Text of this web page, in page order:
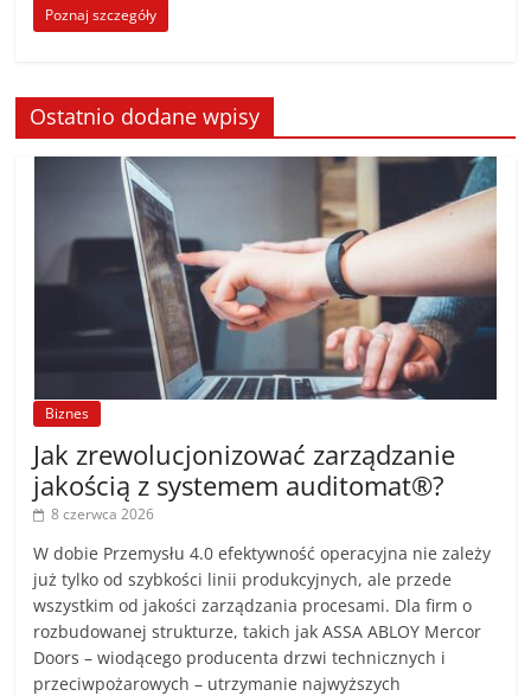
Poznaj szczegóły
Ostatnio dodane wpisy
Biznes
Jak zrewolucjonizować zarządzanie
jakością z systemem auditomat®?
8 czerwca 2026
W dobie Przemysłu 4.0 efektywność operacyjna nie zależy
już tylko od szybkości linii produkcyjnych, ale przede
wszystkim od jakości zarządzania procesami. Dla firm o
rozbudowanej strukturze, takich jak ASSA ABLOY Mercor
Doors – wiodącego producenta drzwi technicznych i
przeciwpożarowych – utrzymanie najwyższych